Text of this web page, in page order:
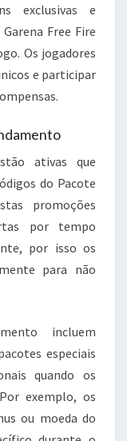
exclusivas e
Free Fire
Os jogadores
e participar
ativas que
do Pacote
promoções
por tempo
por isso os
para não
incluem
especiais
quando os
exemplo, os
ou moeda do